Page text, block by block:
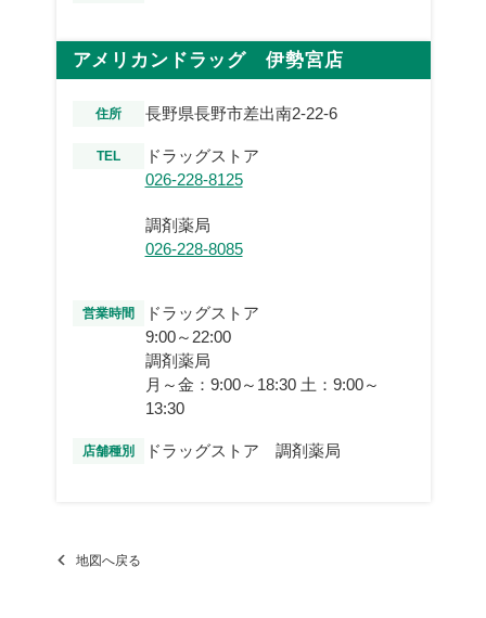
アメリカンドラッグ 伊勢宮店
住所 長野県長野市差出南2-22-6
TEL
ドラッグストア
026-228-8125
調剤薬局
026-228-8085
営業時間
ドラッグストア
9:00～22:00
調剤薬局
月～金：9:00～18:30 土：9:00～
13:30
店舗種別 ドラッグストア 調剤薬局
地図へ戻る